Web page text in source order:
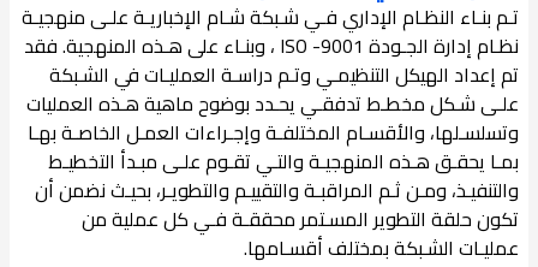
تـم بنـاء النظـام الإداري فـي شـبكة شـام الإخباريـة علـى منهجيـة
نظـام إدارة الجـودة 9001- ISO ، وبنـاء على هـذه المنهجية. فقد
تم إعداد الهيكل التنظيمـي وتـم دراسـة العمليـات في الشـبكة
علـى شـكل مخطـط تدفقـي يحـدد بوضوح ماهية هـذه العمليات
وتسلسـلها، والأقسـام المختلفـة وإجـراءات العمـل الخاصـة بهـا
بمـا يحقـق هـذه المنهجيـة والتـي تقـوم علـى مبـدأ التخطيـط
والتنفيـذ، ومـن ثـم المراقبـة والتقييـم والتطويـر، بحيـث نضمن أن
تكون حلقة التطوير المسـتمر محققـة فـي كل عملية من
عمليـات الشـبكة بمختلف أقسـامها.